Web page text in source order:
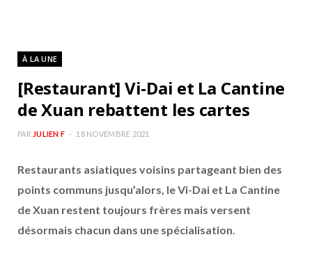
À LA UNE
[Restaurant] Vi-Dai et La Cantine
de Xuan rebattent les cartes
PAR JULIEN F 18 NOVEMBRE 2021
Restaurants asiatiques voisins partageant bien des
points communs jusqu’alors, le Vi-Dai et La Cantine
de Xuan restent toujours frères mais versent
désormais chacun dans une spécialisation.